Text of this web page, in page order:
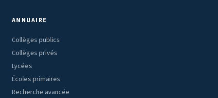
ANNUAIRE
Collèges publics
Collèges privés
Lycées
Écoles primaires
Recherche avancée